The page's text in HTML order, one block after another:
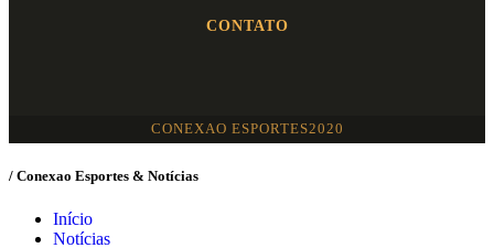
CONTATO
CONEXAO ESPORTES2020
/ Conexao Esportes & Notícias
Início
Notícias